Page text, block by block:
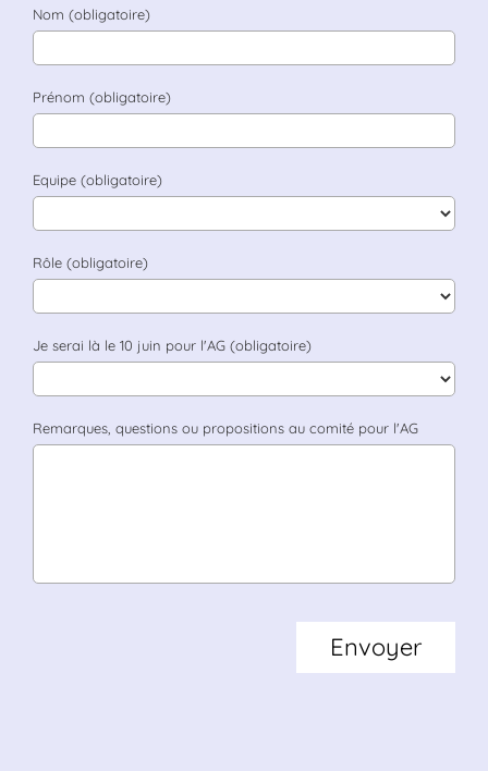
Nom (obligatoire)
Prénom (obligatoire)
Equipe (obligatoire)
Rôle (obligatoire)
Je serai là le 10 juin pour l'AG (obligatoire)
Remarques, questions ou propositions au comité pour l'AG